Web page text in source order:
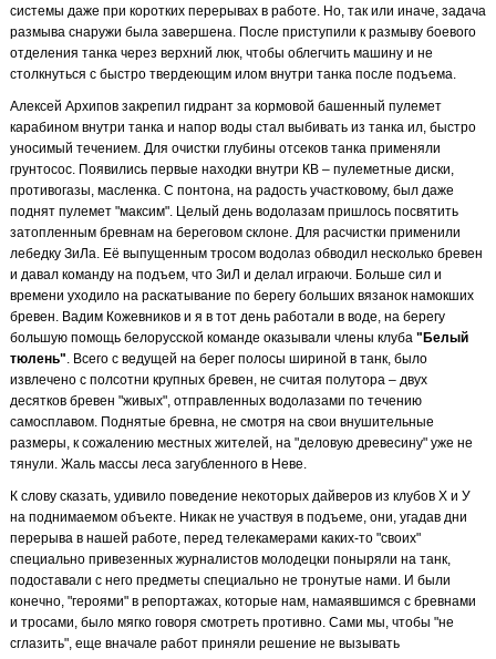
системы даже при коротких перерывах в работе. Но, так или иначе, задача
размыва снаружи была завершена. После приступили к размыву боевого
отделения танка через верхний люк, чтобы облегчить машину и не
столкнуться с быстро твердеющим илом внутри танка после подъема.
Алексей Архипов закрепил гидрант за кормовой башенный пулемет
карабином внутри танка и напор воды стал выбивать из танка ил, быстро
уносимый течением. Для очистки глубины отсеков танка применяли
грунтосос. Появились первые находки внутри КВ – пулеметные диски,
противогазы, масленка. С понтона, на радость участковому, был даже
поднят пулемет "максим". Целый день водолазам пришлось посвятить
затопленным бревнам на береговом склоне. Для расчистки применили
лебедку ЗиЛа. Её выпущенным тросом водолаз обводил несколько бревен
и давал команду на подъем, что ЗиЛ и делал играючи. Больше сил и
времени уходило на раскатывание по берегу больших вязанок намокших
бревен. Вадим Кожевников и я в тот день работали в воде, на берегу
большую помощь белорусской команде оказывали члены клуба"Белый
тюлень". Всего с ведущей на берег полосы шириной в танк, было
извлечено с полсотни крупных бревен, не считая полутора – двух
десятков бревен "живых", отправленных водолазами по течению
самосплавом. Поднятые бревна, не смотря на свои внушительные
размеры, к сожалению местных жителей, на "деловую древесину" уже не
тянули. Жаль массы леса загубленного в Неве.
К слову сказать, удивило поведение некоторых дайверов из клубов Х и У
на поднимаемом объекте. Никак не участвуя в подъеме, они, угадав дни
перерыва в нашей работе, перед телекамерами каких-то "своих"
специально привезенных журналистов молодецки поныряли на танк,
подоставали с него предметы специально не тронутые нами. И были
конечно, "героями" в репортажах, которые нам, намаявшимся с бревнами
и тросами, было мягко говоря смотреть противно. Сами мы, чтобы "не
сглазить", еще вначале работ приняли решение не вызывать